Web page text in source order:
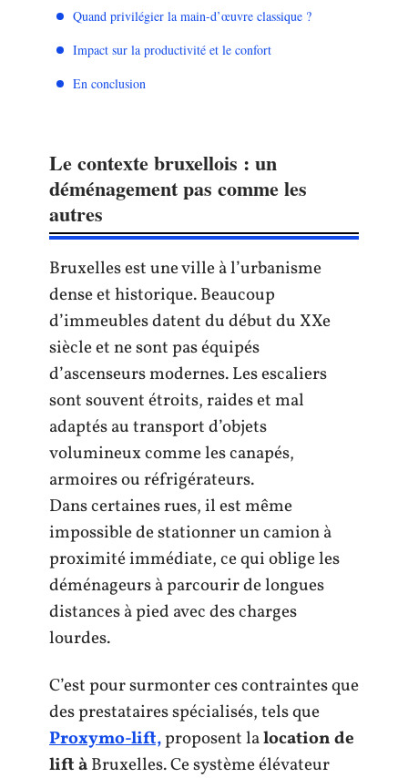
Quand privilégier la main-d’œuvre classique ?
Impact sur la productivité et le confort
En conclusion
Le contexte bruxellois : un
déménagement pas comme les
autres
Bruxelles est une ville à l’urbanisme
dense et historique. Beaucoup
d’immeubles datent du début du XXe
siècle et ne sont pas équipés
d’ascenseurs modernes. Les escaliers
sont souvent étroits, raides et mal
adaptés au transport d’objets
volumineux comme les canapés,
armoires ou réfrigérateurs.
Dans certaines rues, il est même
impossible de stationner un camion à
proximité immédiate, ce qui oblige les
déménageurs à parcourir de longues
distances à pied avec des charges
lourdes.
C’est pour surmonter ces contraintes que
des prestataires spécialisés, tels que
Proxymo-lift,proposent lalocation de
lift àBruxelles. Ce système élévateur